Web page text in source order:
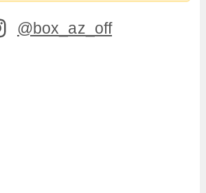
@box_az_off